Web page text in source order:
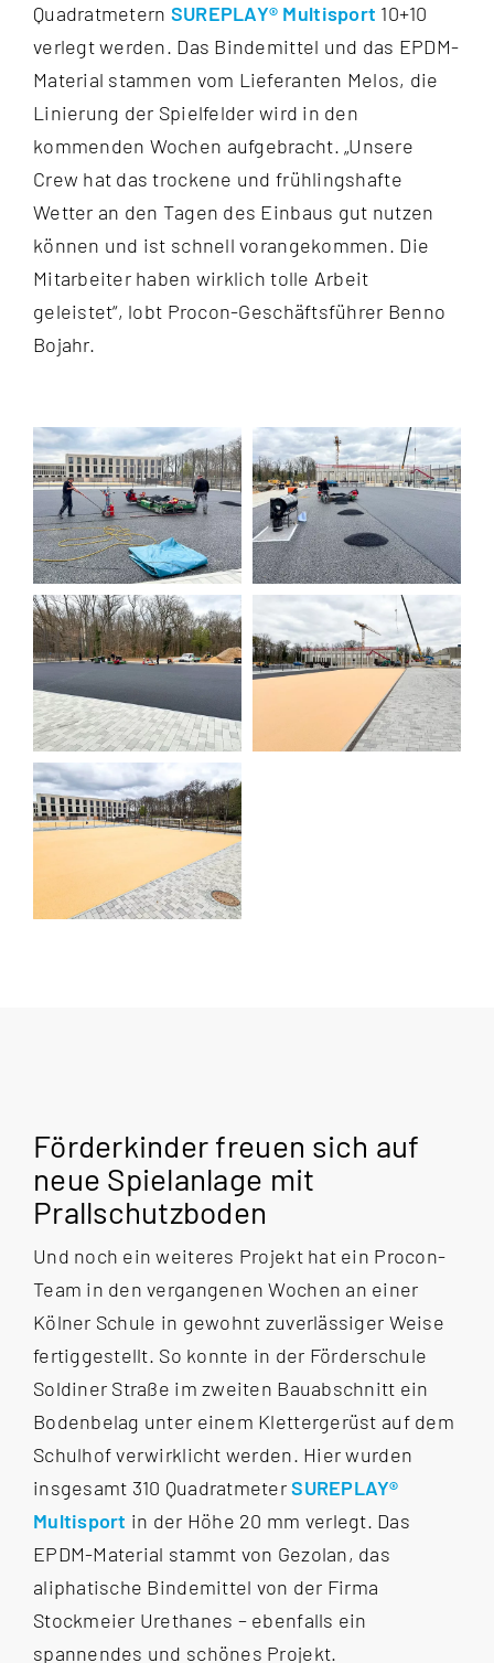
Quadratmetern SUREPLAY® Multisport 10+10
verlegt werden. Das Bindemittel und das EPDM-
Material stammen vom Lieferanten Melos, die
Linierung der Spielfelder wird in den
kommenden Wochen aufgebracht. „Unsere
Crew hat das trockene und frühlingshafte
Wetter an den Tagen des Einbaus gut nutzen
können und ist schnell vorangekommen. Die
Mitarbeiter haben wirklich tolle Arbeit
geleistet“, lobt Procon-Geschäftsführer Benno
Bojahr.
Förderkinder freuen sich auf
neue Spielanlage mit
Prallschutzboden
Und noch ein weiteres Projekt hat ein Procon-
Team in den vergangenen Wochen an einer
Kölner Schule in gewohnt zuverlässiger Weise
fertiggestellt. So konnte in der Förderschule
Soldiner Straße im zweiten Bauabschnitt ein
Bodenbelag unter einem Klettergerüst auf dem
Schulhof verwirklicht werden. Hier wurden
insgesamt 310 QuadratmeterSUREPLAY®
Multisport in der Höhe 20 mm verlegt. Das
EPDM-Material stammt von Gezolan, das
aliphatische Bindemittel von der Firma
Stockmeier Urethanes – ebenfalls ein
spannendes und schönes Projekt.